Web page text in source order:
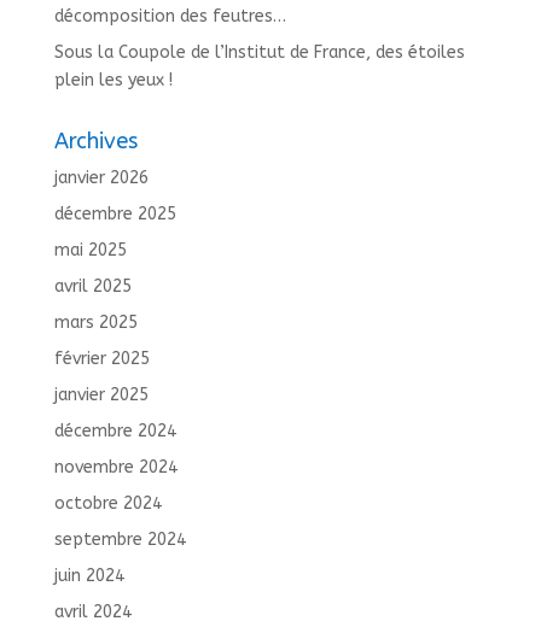
décomposition des feutres…
Sous la Coupole de l’Institut de France, des étoiles
plein les yeux !
Archives
janvier 2026
décembre 2025
mai 2025
avril 2025
mars 2025
février 2025
janvier 2025
décembre 2024
novembre 2024
octobre 2024
septembre 2024
juin 2024
avril 2024